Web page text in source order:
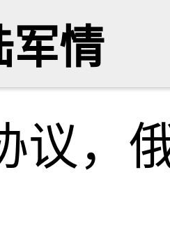
军情
议，